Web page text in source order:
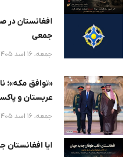
افغانستان در
جمعی
جمعه، 16 اسد 1405
«توافق مکه»؛
عربستان و
جمعه، 16 اسد 1405
ایا